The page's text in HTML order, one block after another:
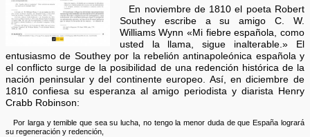
En noviembre de 1810 el poeta Robert
Southey escribe a su amigo C. W.
Williams Wynn «Mi fiebre española, como
usted la llama, sigue inalterable.» El
entusiasmo de Southey por la rebelión antinapoleónica española y
el conflicto surge de la posibilidad de una redención histórica de la
nación peninsular y del continente europeo. Así, en diciembre de
1810 confiesa su esperanza al amigo periodista y diarista Henry
Crabb Robinson:
Por larga y temible que sea su lucha, no tengo la menor duda de que España logrará
su regeneración y redención,